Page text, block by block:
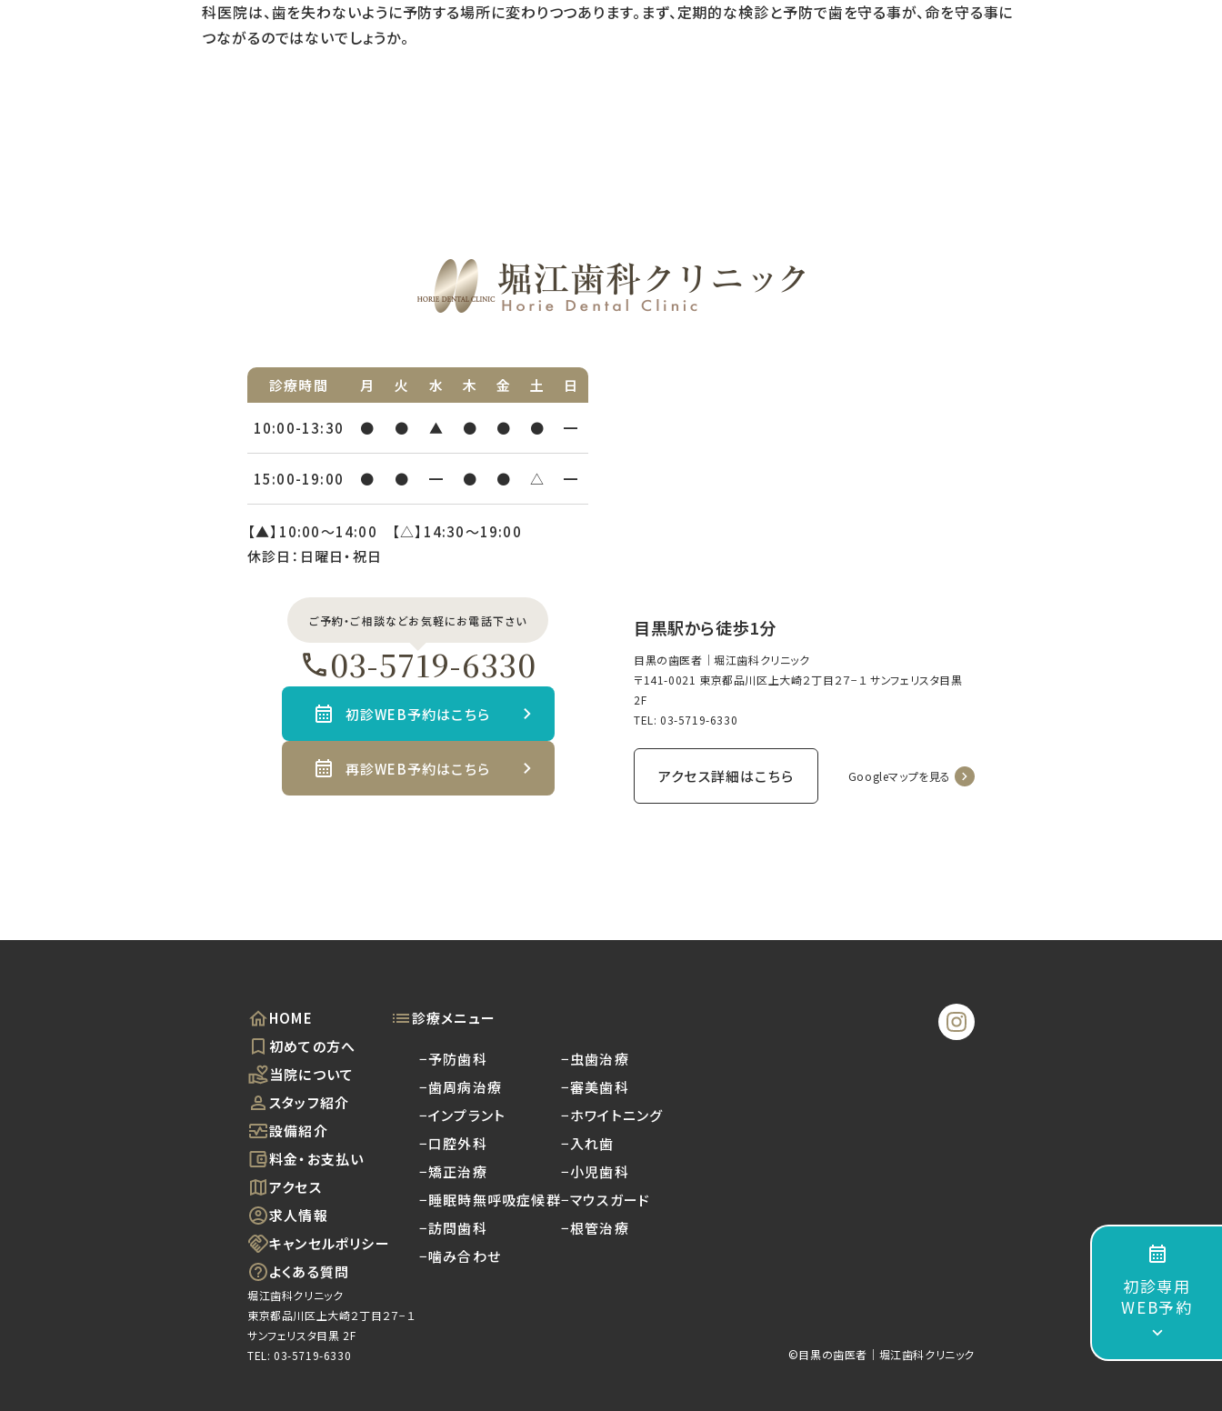
科医院は、歯を失わないように予防する場所に変わりつつあります。まず、定期的な検診と予防で歯を守る事が、命を守る事に
つながるのではないでしょうか。
診療時間 月 火 水 木 金 土 日
10:00-13:30 ● ● ▲ ● ● ● ━
15:00-19:00 ● ● ━ ● ● △ ━
【▲】10:00〜14:00 【△】14:30〜19:00
休診日：日曜日・祝日
ご予約・ご相談などお気軽にお電話下さい
03-5719-6330
初診WEB予約はこちら
再診WEB予約はこちら
目黒駅から徒歩1分
目黒の歯医者｜堀江歯科クリニック
〒141-0021 東京都品川区上大崎２丁目２７−１ サンフェリスタ目黒
2F
TEL: 03-5719-6330
アクセス詳細はこちら Googleマップを見る
HOME
初めての方へ
当院について
スタッフ紹介
設備紹介
料金・お支払い
アクセス
求人情報
キャンセルポリシー
よくある質問
診療メニュー
−予防歯科
−歯周病治療
−インプラント
−口腔外科
−矯正治療
−睡眠時無呼吸症候群
−訪問歯科
−噛み合わせ
−虫歯治療
−審美歯科
−ホワイトニング
−入れ歯
−小児歯科
−マウスガード
−根管治療
堀江歯科クリニック
東京都品川区上大崎２丁目２７−１
サンフェリスタ目黒 2F
TEL: 03-5719-6330 ©︎目黒の歯医者｜堀江歯科クリニック
初診専用
WEB予約